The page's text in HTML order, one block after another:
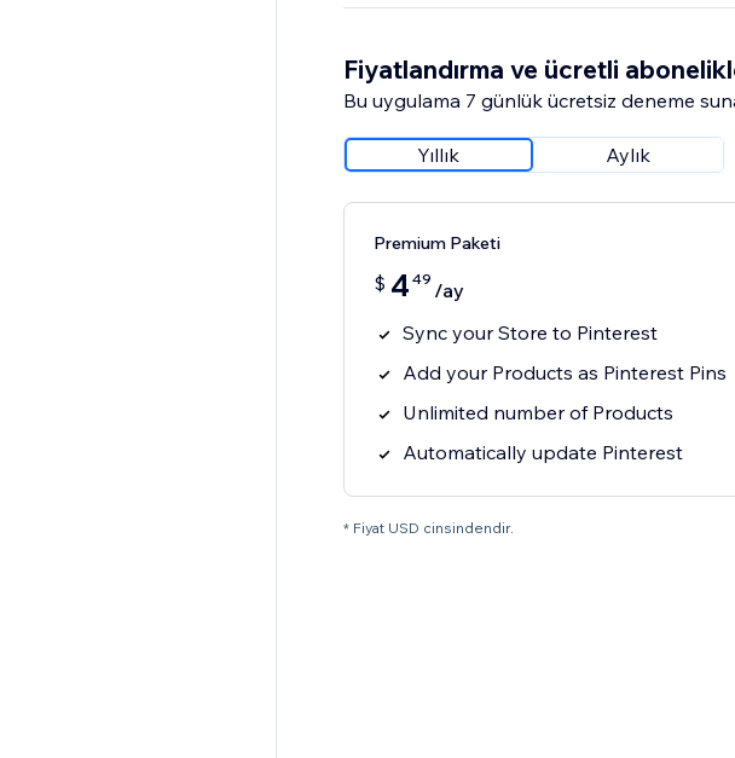
Fiyatlandırma ve ücretli
Bu uygulama 7 günlük ücretsiz deneme
Yıllık Aylık
Premium Paketi
$ 4 49 /ay
Sync your Store to Pinterest
Add your Products as Pinterest Pins
Unlimited number of Products
Automatically update Pinterest
* Fiyat USD cinsindendir.